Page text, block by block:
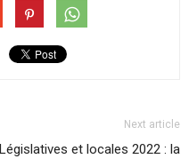
Next article
Législatives et locales 2022 : la